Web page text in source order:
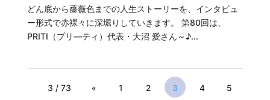
どん底から薔薇色までの人生ストーリーを、インタビュ
ー形式で赤裸々に深堀りしていきます。 第80回は、
PRITI（プリ―ティ）代表・大沼 愛さん～♪...
3 / 73 « 1 2 3 4 5